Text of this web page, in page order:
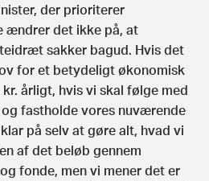
der prioriterer
det ikke på, at
sakker bagud. Hvis det
for et betydeligt økonomisk
årligt, hvis vi skal følge med
fastholde vores nuværende
på selv at gøre alt, hvad vi
af det beløb gennem
fonde, men vi mener det er